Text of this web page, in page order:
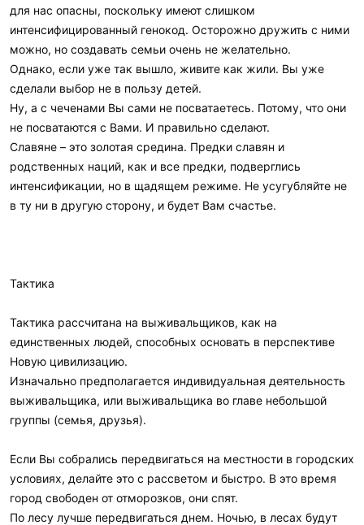
для нас опасны, поскольку имеют слишком
интенсифицированный генокод. Осторожно дружить с ними
можно, но создавать семьи очень не желательно.
Однако, если уже так вышло, живите как жили. Вы уже
сделали выбор не в пользу детей.
Ну, а с чеченами Вы сами не посватаетесь. Потому, что они
не посватаются с Вами. И правильно сделают.
Славяне – это золотая средина. Предки славян и
родственных наций, как и все предки, подверглись
интенсификации, но в щадящем режиме. Не усугубляйте не
в ту ни в другую сторону, и будет Вам счастье.
Тактика
Тактика рассчитана на выживальщиков, как на
единственных людей, способных основать в перспективе
Новую цивилизацию.
Изначально предполагается индивидуальная деятельность
выживальщика, или выживальщика во главе небольшой
группы (семья, друзья).
Если Вы собрались передвигаться на местности в городских
условиях, делайте это с рассветом и быстро. В это время
город свободен от отморозков, они спят.
По лесу лучше передвигаться днем. Ночью, в лесах будут